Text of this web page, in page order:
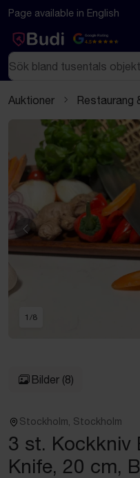
Hoppa till innehåll
Textbaserad (markdown)
Page available in English
Google Rating
4.5
Sök
Auktioner Restaurang
Föregående
1 /8
Bilder (8)
Stockholm, Stockholm
3 st. Kockkniv
Knife, 20 cm,